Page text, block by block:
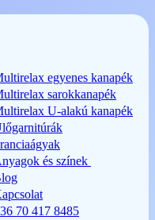
egyenes kanapék
sarokkanapék
U-alakú kanapék
és színek
70 417 8485